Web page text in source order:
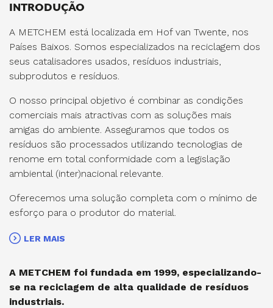
INTRODUÇÃO
A METCHEM está localizada em Hof van Twente, nos
Países Baixos. Somos especializados na reciclagem dos
seus catalisadores usados, resíduos industriais,
subprodutos e resíduos.
O nosso principal objetivo é combinar as condições
comerciais mais atractivas com as soluções mais
amigas do ambiente. Asseguramos que todos os
resíduos são processados utilizando tecnologias de
renome em total conformidade com a legislação
ambiental (inter)nacional relevante.
Oferecemos uma solução completa com o mínimo de
esforço para o produtor do material.
LER MAIS
A METCHEM foi fundada em 1999, especializando-
se na reciclagem de alta qualidade de resíduos
industriais.